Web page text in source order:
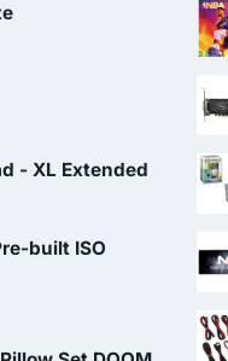
- XL Extended
built ISO